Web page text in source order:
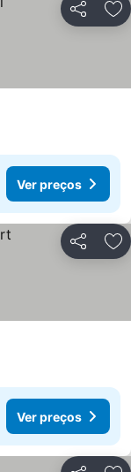
Partilhar
Ver preços
Partilhar
Ver preços